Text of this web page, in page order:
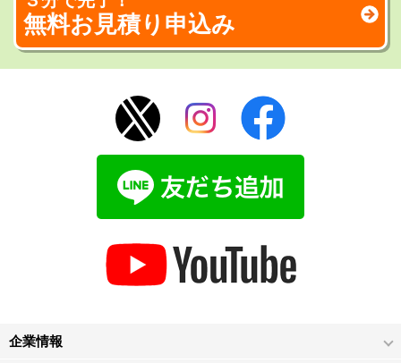
無料お見積り申込み
企業情報